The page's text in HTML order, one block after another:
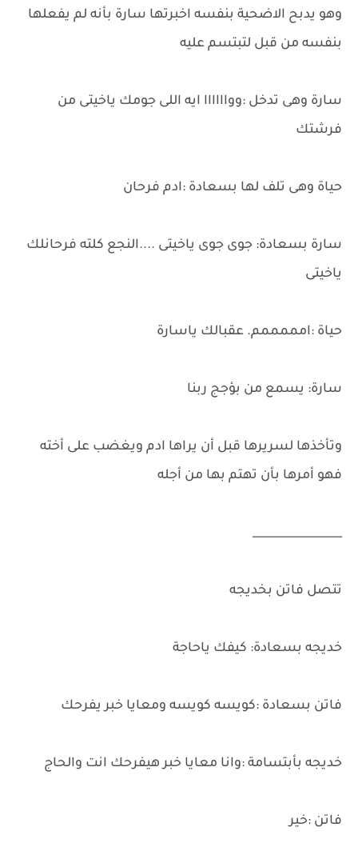
وهو يدبح الاضحية بنفسه اخبرتها سارة بأنه لم يفعلها
بنفسه من قبل لتبتسم عليه
سارة وهى تدخل :وواااااا ايه اللى جومك ياخيتى من
فرشتك
حياة وهى تلف لها بسعادة :ادم فرحان
سارة بسعادة: جوى جوى ياخيتى ....النجع كلته فرحانلك
ياخيتى
حياة :امممممم. عقبالك ياسارة
سارة: يسمع من بؤجج ربنا
وتأخذها لسريرها قبل أن يراها ادم ويغضب على أخته
فهو أمرها بأن تهتم بها من أجله
________________
تتصل فاتن بخديجه
خديجه بسعادة: كيفك ياحاجة
فاتن بسعادة :كويسه كويسه ومعايا خبر يفرحك
خديجه بأبتسامة :وانا معايا خبر هيفرحك انت والحاج
فاتن :خير